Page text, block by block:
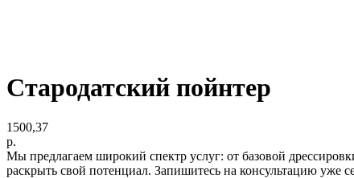
Стародатский пойнтер
1500,37
р.
Мы предлагаем широкий спектр услуг: от базовой
раскрыть свой потенциал. Запишитесь на консультацию